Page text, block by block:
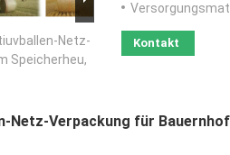
Netz-
Speicherheu,
Kontakt
Netz-Verpackung für